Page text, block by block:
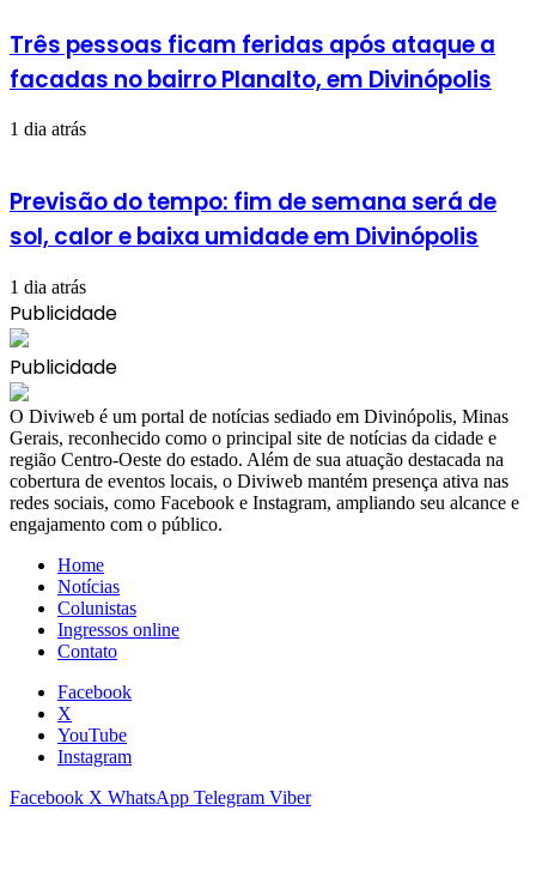
Três pessoas ficam feridas após ataque a
facadas no bairro Planalto, em Divinópolis
1 dia atrás
Previsão do tempo: fim de semana será de
sol, calor e baixa umidade em Divinópolis
1 dia atrás
Publicidade
Publicidade
​O Diviweb é um portal de notícias sediado em Divinópolis, Minas
Gerais, reconhecido como o principal site de notícias da cidade e
região Centro-Oeste do estado. Além de sua atuação destacada na
cobertura de eventos locais, o Diviweb mantém presença ativa nas
redes sociais, como Facebook e Instagram, ampliando seu alcance e
engajamento com o público.
Home
Notícias
Colunistas
Ingressos online
Contato
Facebook
X
YouTube
Instagram
Facebook X WhatsApp Telegram Viber